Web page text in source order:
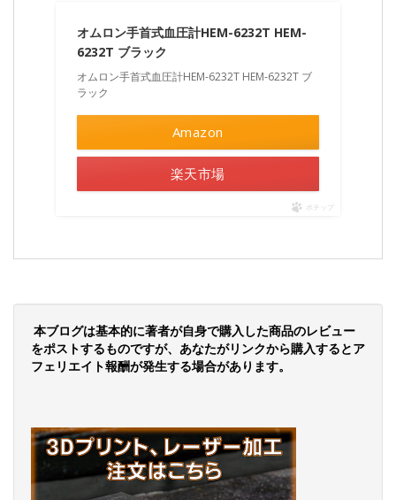
オムロン手首式血圧計HEM-6232T HEM-
6232T ブラック
オムロン手首式血圧計HEM-6232T HEM-6232T ブ
ラック
Amazon
楽天市場
ポチップ
本ブログは基本的に著者が自身で購入した商品のレビュー
をポストするものですが、あなたがリンクから購入するとア
フェリエイト報酬が発生する場合があります。